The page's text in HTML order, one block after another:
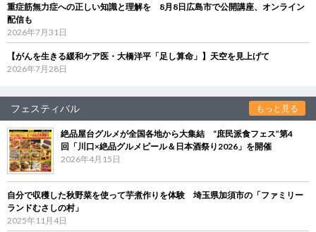
重症筋無力症への正しい知識と理解を 8月8日広島市で公開講座、オンライン
配信も
2026年7月31日
【がんを生きる緩和ケア医・大橋洋平「足し算命」】天空を見上げて
2026年7月28日
フェスティバル もっと見る
絶品屋台グルメが全国各地から大集結 “庶民派食フェス”第4
回「川口×絶品グルメビール＆日本酒祭り2026」を開催
2026年4月15日
自分で収穫した秋野菜を使って芋煮作りを体験 埼玉県加須市の「ファミリー
ランドむさしの村」
2025年11月4日